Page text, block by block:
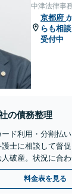
中津法律事
京都府
らも相談
受付中
の債務整理
ード利用・分割払
士に相談して督
破産。状況に合
あり】
料金表を見る